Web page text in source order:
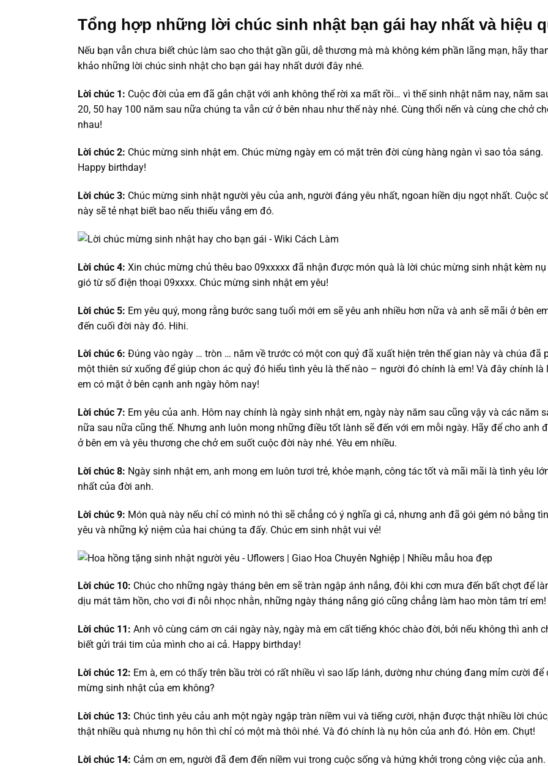
Tổng hợp những lời chúc sinh nhật bạn gái hay nhất và hiệu
Nếu bạn vẫn chưa biết chúc làm sao cho thật gần gũi, dễ thương mà mà không kém phần lãng mạn, hãy
khảo những lời chúc sinh nhật cho bạn gái hay nhất dưới đây nhé.
Lời chúc 1: Cuộc đời của em đã gắn chặt với anh không thể rời xa mất rồi… vì thế sinh nhật năm nay, năm
20, 50 hay 100 năm sau nữa chúng ta vẫn cứ ở bên nhau như thế này nhé. Cùng thổi nến và cùng che chở
nhau!
Lời chúc 2: Chúc mừng sinh nhật em. Chúc mừng ngày em có mặt trên đời cùng hàng ngàn vì sao tỏa sáng.
Happy birthday!
Lời chúc 3: Chúc mừng sinh nhật người yêu của anh, người đáng yêu nhất, ngoan hiền dịu ngọt nhất. Cuộc
này sẽ tẻ nhạt biết bao nếu thiếu vắng em đó.
Lời chúc 4: Xin chúc mừng chủ thêu bao 09xxxxx đã nhận được món quà là lời chúc mừng sinh nhật kèm nụ
gió từ số điện thoại 09xxxx. Chúc mừng sinh nhật em yêu!
Lời chúc 5: Em yêu quý, mong rằng bước sang tuổi mới em sẽ yêu anh nhiều hơn nữa và anh sẽ mãi ở bên
đến cuối đời này đó. Hihi.
Lời chúc 6: Đúng vào ngày … tròn … năm về trước có một con quỷ đã xuất hiện trên thế gian này và chúa đã
một thiên sứ xuống để giúp chon ác quỷ đó hiểu tình yêu là thế nào – người đó chính là em! Và đây chính là
em có mặt ở bên cạnh anh ngày hôm nay!
Lời chúc 7: Em yêu của anh. Hôm nay chính là ngày sinh nhật em, ngày này năm sau cũng vậy và các năm
nữa sau nữa cũng thế. Nhưng anh luôn mong những điều tốt lành sẽ đến với em mỗi ngày. Hãy để cho anh
ở bên em và yêu thương che chở em suốt cuộc đời này nhé. Yêu em nhiều.
Lời chúc 8: Ngày sinh nhật em, anh mong em luôn tươi trẻ, khỏe mạnh, công tác tốt và mãi mãi là tình yêu
nhất của đời anh.
Lời chúc 9: Món quà này nếu chỉ có mình nó thì sẽ chẳng có ý nghĩa gì cả, nhưng anh đã gói gém nó bằng
yêu và những kỷ niệm của hai chúng ta đấy. Chúc em sinh nhật vui vẻ!
Lời chúc 10: Chúc cho những ngày tháng bên em sẽ tràn ngập ánh nắng, đôi khi cơn mưa đến bất chợt để
dịu mát tâm hồn, cho vơi đi nỗi nhọc nhằn, những ngày tháng nắng gió cũng chẳng làm hao mòn tâm trí em!
Lời chúc 11: Anh vô cùng cám ơn cái ngày này, ngày mà em cất tiếng khóc chào đời, bởi nếu không thì anh
biết gửi trái tim của mình cho ai cả. Happy birthday!
Lời chúc 12: Em à, em có thấy trên bầu trời có rất nhiều vì sao lấp lánh, dường như chúng đang mỉm cười để
mừng sinh nhật của em không?
Lời chúc 13: Chúc tình yêu cảu anh một ngày ngập tràn niềm vui và tiếng cười, nhận được thật nhiều lời
thật nhiều quà nhưng nụ hôn thì chỉ có một mà thôi nhé. Và đó chính là nụ hôn của anh đó. Hôn em. Chụt!
Lời chúc 14: Cảm ơn em, người đã đem đến niềm vui trong cuộc sống và hứng khởi trong công việc của anh.